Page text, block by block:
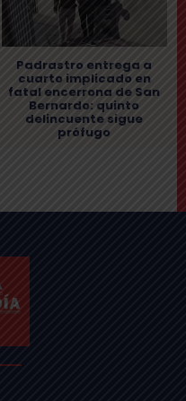
Padrastro entrega a
cuarto implicado en
fatal encerrona de San
Bernardo: quinto
delincuente sigue
prófugo